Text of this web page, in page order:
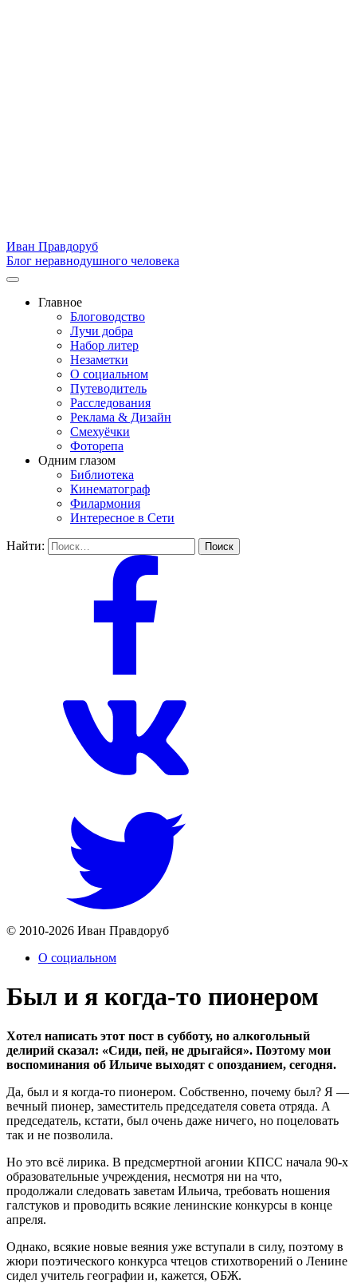
Иван Правдоруб
Блог неравнодушного человека
Главное
Блоговодство
Лучи добра
Набор литер
Незаметки
О социальном
Путеводитель
Расследования
Реклама & Дизайн
Смехуёчки
Фоторепа
Одним глазом
Библиотека
Кинематограф
Филармония
Интересное в Сети
Найти:
© 2010-2026 Иван Правдоруб
О социальном
Был и я когда-то пионером
Хотел написать этот пост в субботу, но алкогольный
делирий сказал: «Сиди, пей, не дрыгайся». Поэтому мои
воспоминания об Ильиче выходят с опозданием, сегодня.
Да, был и я когда-то пионером. Собственно, почему был? Я —
вечный пионер, заместитель председателя совета отряда. А
председатель, кстати, был очень даже ничего, но поцеловать
так и не позволила.
Но это всё лирика. В предсмертной агонии КПСС начала 90-х
образовательные учреждения, несмотря ни на что,
продолжали следовать заветам Ильича, требовать ношения
галстуков и проводить всякие ленинские конкурсы в конце
апреля.
Однако, всякие новые веяния уже вступали в силу, поэтому в
жюри поэтического конкурса чтецов стихотворений о Ленине
сидел учитель географии и, кажется, ОБЖ.